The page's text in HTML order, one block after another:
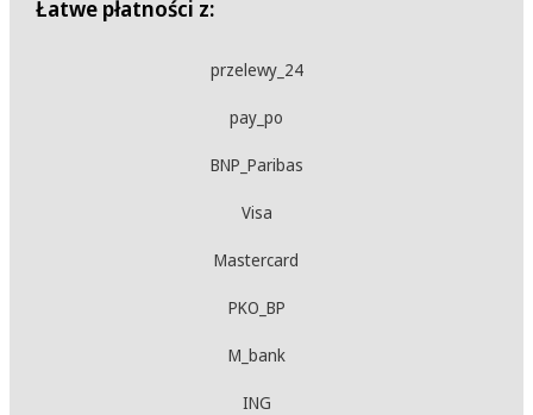
Łatwe płatności z:
przelewy_24
pay_po
BNP_Paribas
Visa
Mastercard
PKO_BP
M_bank
ING